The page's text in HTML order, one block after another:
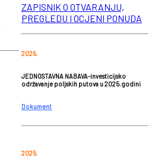
ZAPISNIK O OTVARANJU,
PREGLEDU I OCJENI PONUDA
2025.
JEDNOSTAVNA NABAVA-investicijsko
održavanje poljskih putova u 2025.godini
Dokument
2025.